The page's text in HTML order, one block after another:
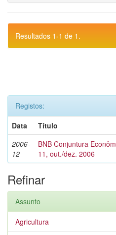
Resultados 1-1 de 1.
Registos:
Data
Título
2006-
12
BNB Conjuntura
11, out./dez. 2006
Refinar
Assunto
Agricultura